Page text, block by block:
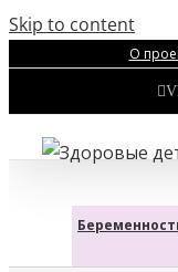
Skip to content
О